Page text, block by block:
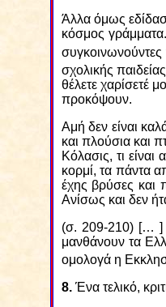
Άλλα όμως
κόσμος
σχολικής
θέλετε χαρίσετέ
προκόψουν.
Αμή δεν είναι
και πλούσια και
Κόλασις, τι είναι
κορμί, τα πάντα
έχης βρύσες και
Ανίσως και δεν
(σ. 209-210) [… ]
μανθάνουν τα
ομολογά η
8.Ένα τελικό,